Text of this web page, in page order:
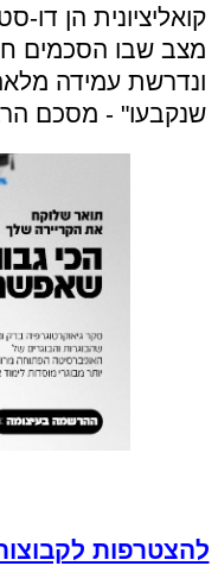
קואליציונית הן
מצב שבו הסכמים
ונדרשת עמידה מלאה
שנקבעו" - מסכם
להצטרפות